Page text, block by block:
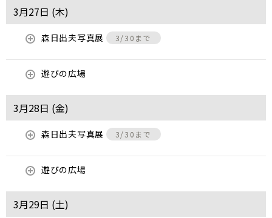
3月27日 (木)
森日出夫写真展 3/30まで
遊びの広場
3月28日 (金)
森日出夫写真展 3/30まで
遊びの広場
3月29日 (土)